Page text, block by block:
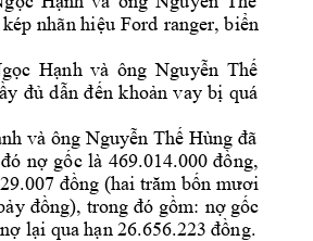
kép nhãn hiệu Ford ranger, biển
Hạnh và ông Nguyễn Thế
đủ dẫn đến khoản vay bị quá
và ông Nguyễn Thế Hùng đã
đó nợ gốc là 469.014.000 đồng,
007 đồng (hai trăm bốn mươi
đồng), trong đó gồm: nợ gốc
lại qua hạn 26.656.223 đồng.